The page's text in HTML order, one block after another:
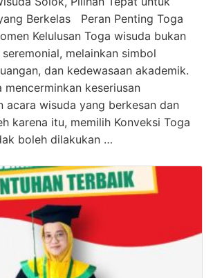
Berkelas Peran Penting Toga
Kelulusan Toga wisuda bukan
melainkan simbol
dan kedewasaan akademik.
mencerminkan keseriusan
acara wisuda yang berkesan dan
karena itu, memilih Konveksi Toga
boleh dilakukan …